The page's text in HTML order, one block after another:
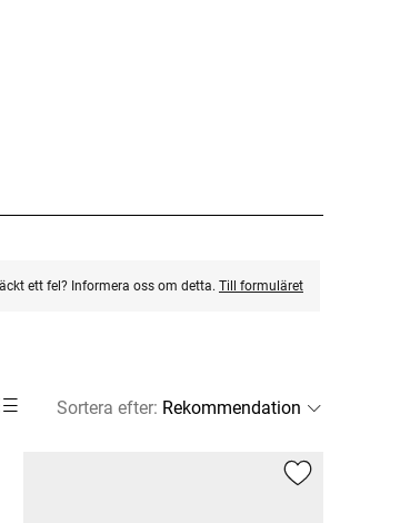
ett fel? Informera oss om detta. Till formuläret
Sortera efter: